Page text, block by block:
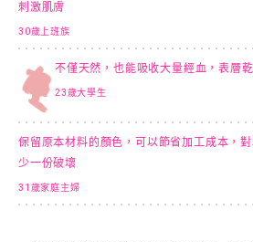
刺激肌膚
30歲上班族
不僅天然，也能吸收大量經血，表層
23歲大學生
保留原本材料的顏色，可以節省加工成本，
少一份破壞
31歲家庭主婦